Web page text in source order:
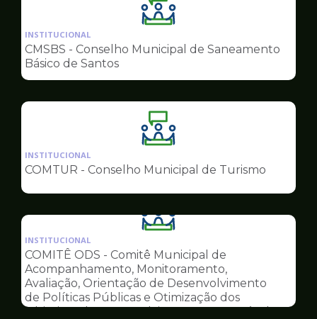
Ilustração
da
pagina
Conselhos
INSTITUCIONAL
CMSBS - Conselho Municipal de Saneamento
Básico de Santos
Ilustração
da
pagina
Conselhos
INSTITUCIONAL
COMTUR - Conselho Municipal de Turismo
Ilustração
da
pagina
de
Conselhos
INSTITUCIONAL
COMITÊ ODS - Comitê Municipal de
Acompanhamento, Monitoramento,
Avaliação, Orientação de Desenvolvimento
de Políticas Públicas e Otimização dos
Objetivos do Desenvolvimento Sustentável